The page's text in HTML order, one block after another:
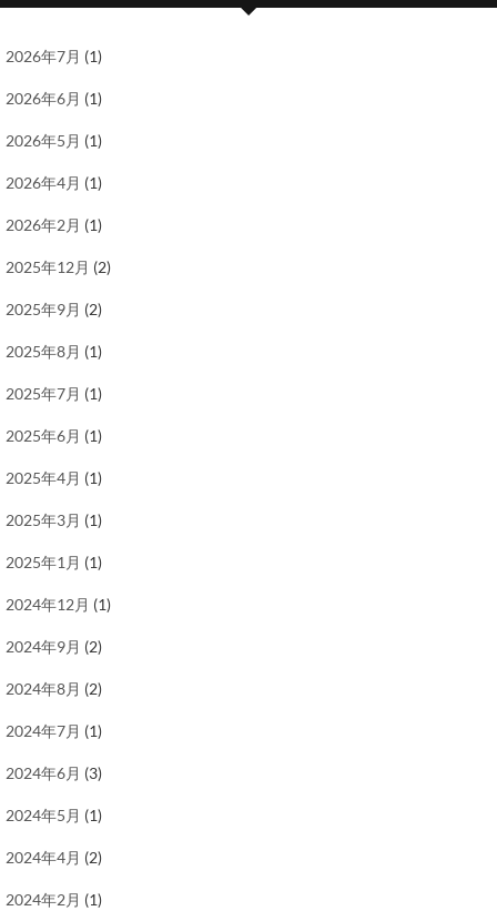
2026年7月 (1)
2026年6月 (1)
2026年5月 (1)
2026年4月 (1)
2026年2月 (1)
2025年12月 (2)
2025年9月 (2)
2025年8月 (1)
2025年7月 (1)
2025年6月 (1)
2025年4月 (1)
2025年3月 (1)
2025年1月 (1)
2024年12月 (1)
2024年9月 (2)
2024年8月 (2)
2024年7月 (1)
2024年6月 (3)
2024年5月 (1)
2024年4月 (2)
2024年2月 (1)